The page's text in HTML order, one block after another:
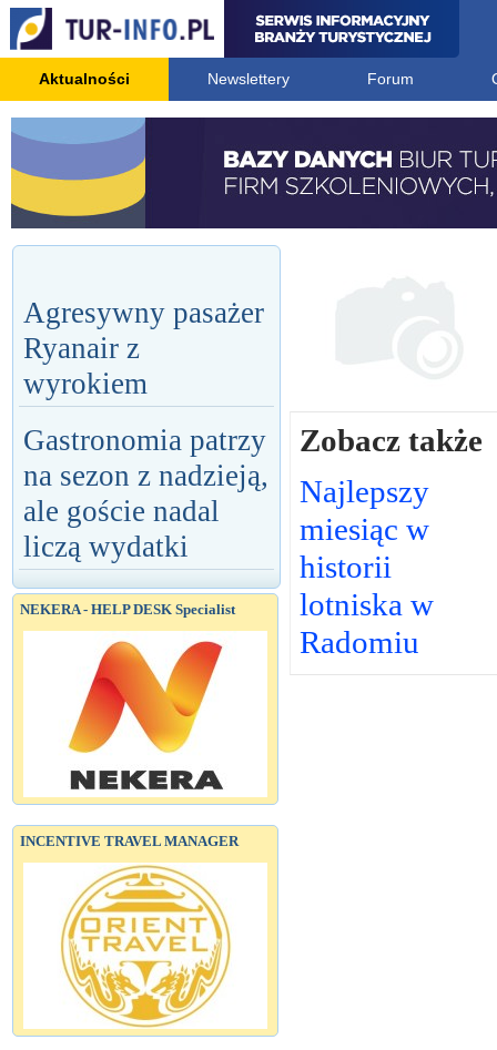
Aktualności Newslettery Forum
Agresywny pasażer
Ryanair z
wyrokiem
Gastronomia patrzy
na sezon z nadzieją,
ale goście nadal
liczą wydatki
NEKERA - HELP DESK Specialist
INCENTIVE TRAVEL MANAGER
Zobacz także
Najlepszy
miesiąc w
historii
lotniska w
Radomiu